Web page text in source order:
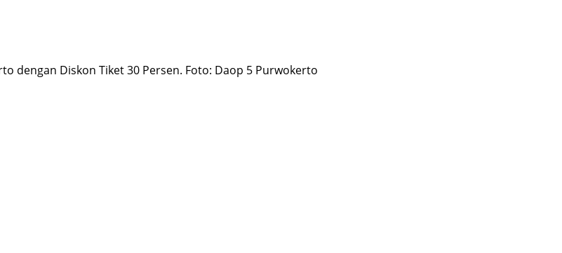
dengan Diskon Tiket 30 Persen. Foto: Daop 5 Purwokerto